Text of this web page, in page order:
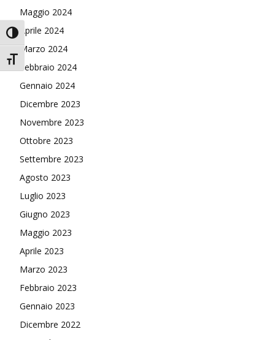
Attiva/disattiva alto contrasto
Attiva/disattiva dimensione testo
Maggio 2024
Aprile 2024
Marzo 2024
Febbraio 2024
Gennaio 2024
Dicembre 2023
Novembre 2023
Ottobre 2023
Settembre 2023
Agosto 2023
Luglio 2023
Giugno 2023
Maggio 2023
Aprile 2023
Marzo 2023
Febbraio 2023
Gennaio 2023
Dicembre 2022